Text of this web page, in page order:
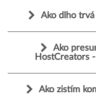
Ako dlho trvá
Ako
HostCreators
Ako zistím